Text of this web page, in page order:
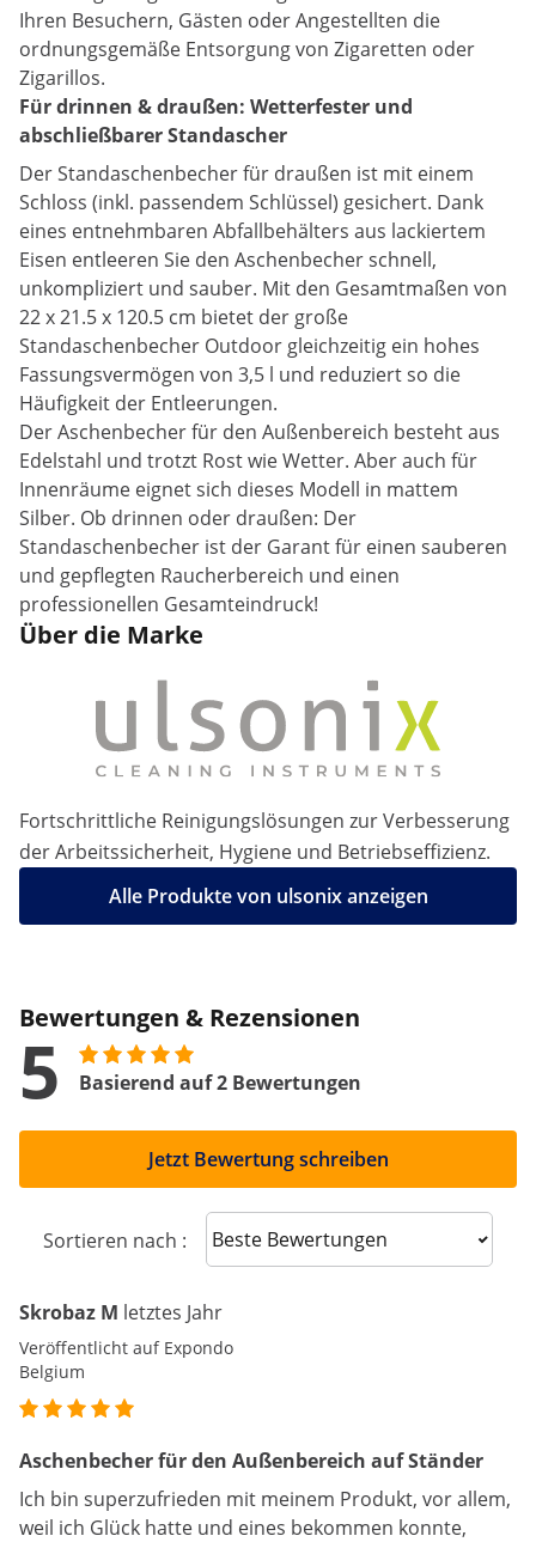
Ihren Besuchern, Gästen oder Angestellten die
ordnungsgemäße Entsorgung von Zigaretten oder
Zigarillos.
Für drinnen & draußen: Wetterfester und
abschließbarer Standascher
Der Standaschenbecher für draußen ist mit einem
Schloss (inkl. passendem Schlüssel) gesichert. Dank
eines entnehmbaren Abfallbehälters aus lackiertem
Eisen entleeren Sie den Aschenbecher schnell,
unkompliziert und sauber. Mit den Gesamtmaßen von
22 x 21.5 x 120.5 cm bietet der große
Standaschenbecher Outdoor gleichzeitig ein hohes
Fassungsvermögen von 3,5 l und reduziert so die
Häufigkeit der Entleerungen.
Der Aschenbecher für den Außenbereich besteht aus
Edelstahl und trotzt Rost wie Wetter. Aber auch für
Innenräume eignet sich dieses Modell in mattem
Silber. Ob drinnen oder draußen: Der
Standaschenbecher ist der Garant für einen sauberen
und gepflegten Raucherbereich und einen
professionellen Gesamteindruck!
Über die Marke
Fortschrittliche Reinigungslösungen zur Verbesserung
der Arbeitssicherheit, Hygiene und Betriebseffizienz.
Alle Produkte von ulsonix anzeigen
Bewertungen & Rezensionen
5 Basierend auf 2 Bewertungen
Jetzt Bewertung schreiben
Sortieren nach : Sort reviews
Skrobaz M letztes Jahr
Veröffentlicht auf Expondo
Belgium
Aschenbecher für den Außenbereich auf Ständer
Ich bin superzufrieden mit meinem Produkt, vor allem,
weil ich Glück hatte und eines bekommen konnte,